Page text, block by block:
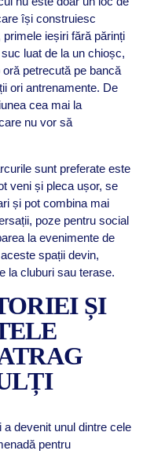
își construiesc
ieșiri fără părinți
luat de la un chioșc,
petrecută pe bancă
ori antrenamente. De
cea mai la
nu vor să
sunt preferate este
veni și pleca ușor, se
și pot combina mai
poze pentru social
la evenimente de
spații devin,
la cluburi sau terase.
ȘI
devenit unul dintre cele
pentru